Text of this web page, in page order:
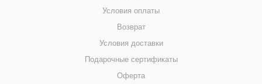
Условия оплаты
Возврат
Условия доставки
Подарочные сертификаты
Оферта